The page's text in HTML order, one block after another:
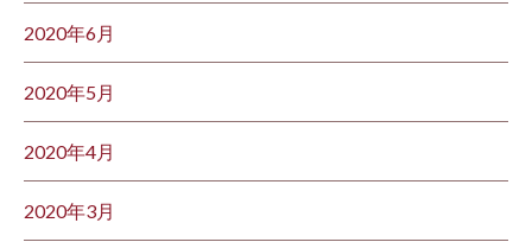
2020年6月
2020年5月
2020年4月
2020年3月